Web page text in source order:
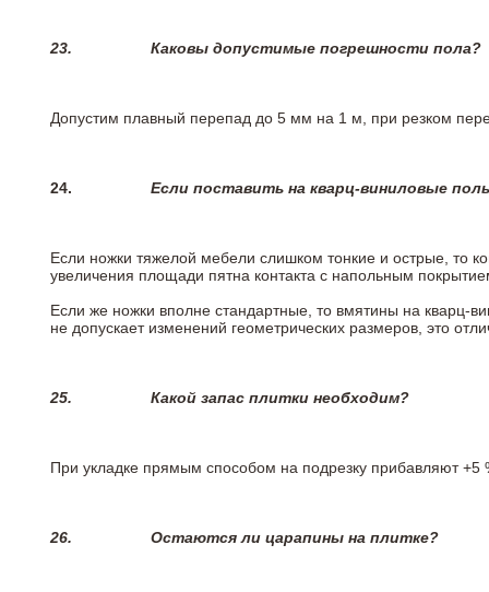
23. Каковы допустимые погрешности пола?
Допустим плавный перепад до 5 мм на 1 м, при резком
24. Если поставить на кварц-виниловые
Если ножки тяжелой мебели слишком тонкие и острые, то
увеличения площади пятна контакта с напольным
Если же ножки вполне стандартные, то вмятины на кварц-
не допускает изменений геометрических размеров, это
25. Какой запас плитки необходим?
При укладке прямым способом на подрезку прибавляют +5
26. Остаются ли царапины на плитке?